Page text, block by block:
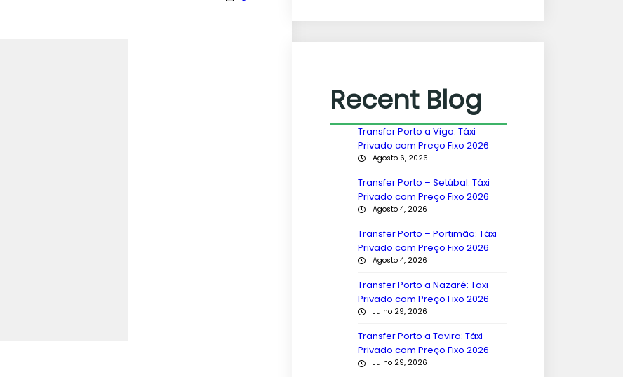
Recent Blog
Transfer Porto a Vigo: Táxi
Privado com Preço Fixo 2026
Agosto 6, 2026
Transfer Porto – Setúbal: Táxi
Privado com Preço Fixo 2026
Agosto 4, 2026
Transfer Porto – Portimão: Táxi
Privado com Preço Fixo 2026
Agosto 4, 2026
Transfer Porto a Nazaré: Taxi
Privado com Preço Fixo 2026
Julho 29, 2026
Transfer Porto a Tavira: Táxi
Privado com Preço Fixo 2026
Julho 29, 2026